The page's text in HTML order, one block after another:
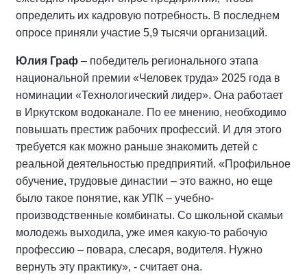
определить их кадровую потребность. В последнем
опросе приняли участие 5,9 тысячи организаций.
Юлия Граф – победитель регионального этапа
национальной премии «Человек труда» 2025 года в
номинации «Технологический лидер». Она работает
в Иркутском водоканале. По ее мнению, необходимо
повышать престиж рабочих профессий. И для этого
требуется как можно раньше знакомить детей с
реальной деятельностью предприятий. «Профильное
обучение, трудовые династии – это важно, но еще
было такое понятие, как УПК – учебно-
производственные комбинаты. Со школьной скамьи
молодежь выходила, уже имея какую-то рабочую
профессию – повара, слесаря, водителя. Нужно
вернуть эту практику», - считает она.